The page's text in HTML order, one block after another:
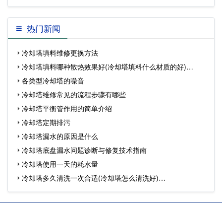
热门新闻
冷却塔填料维修更换方法
冷却塔填料哪种散热效果好(冷却塔填料什么材质的好)…
各类型冷却塔的噪音
冷却塔维修常见的流程步骤有哪些
冷却塔平衡管作用的简单介绍
冷却塔定期排污
冷却塔漏水的原因是什么
冷却塔底盘漏水问题诊断与修复技术指南
冷却塔使用一天的耗水量
冷却塔多久清洗一次合适(冷却塔怎么清洗好)…